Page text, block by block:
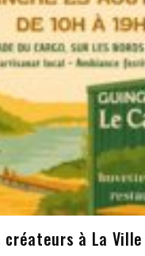
créateurs à La